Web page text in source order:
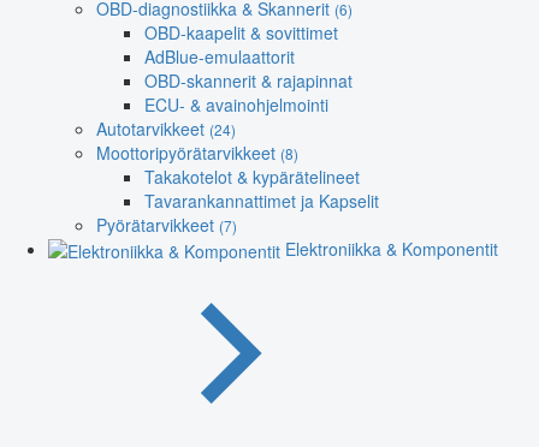
OBD-diagnostiikka & Skannerit (6)
OBD-kaapelit & sovittimet
AdBlue-emulaattorit
OBD-skannerit & rajapinnat
ECU- & avainohjelmointi
Autotarvikkeet (24)
Moottoripyörätarvikkeet (8)
Takakotelot & kypärätelineet
Tavarankannattimet ja Kapselit
Pyörätarvikkeet (7)
Elektroniikka & Komponentit